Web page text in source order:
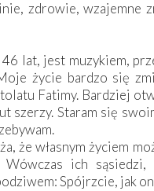
zdrowie, wzajemne
46 lat, jest muzykiem,
życie bardzo się
Fatimy. Bardziej
szerzy. Staram się
że własnym życiem
Wówczas ich
Spójrzcie, jak